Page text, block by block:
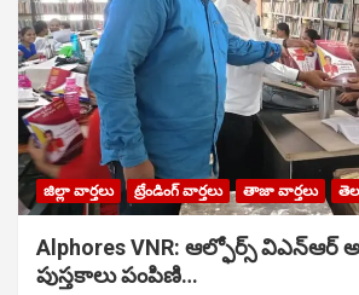
జిల్లా వార్తలు ట్రేండింగ్ వార్తలు తాజా వార్తలు
Alphores VNR: ఆల్ఫోర్స్ విఎన్ఆర్
పుస్తకాలు పంపిణి…